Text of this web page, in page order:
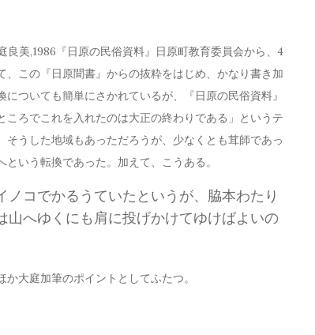
美,1986『日原の民俗資料』日原町教育委員会から、4
この『日原聞書』からの抜粋をはじめ、かなり書き加
ついても簡単にさかれているが、『日原の民俗資料』
ろでこれを入れたのは大正の終わりである」というテ
うした地域もあっただろうが、少なくとも茸師であっ
いう転換であった。加えて、こうある。
ノコでかるうていたというが、脇本わたり
山へゆくにも肩に投げかけてゆけばよいの
大庭加筆のポイントとしてふたつ。